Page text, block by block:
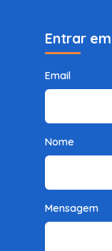
Entrar
Email
Nome
Mensagem